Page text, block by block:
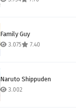
Family Guy
3.075 7.40
Naruto Shippuden
3.002